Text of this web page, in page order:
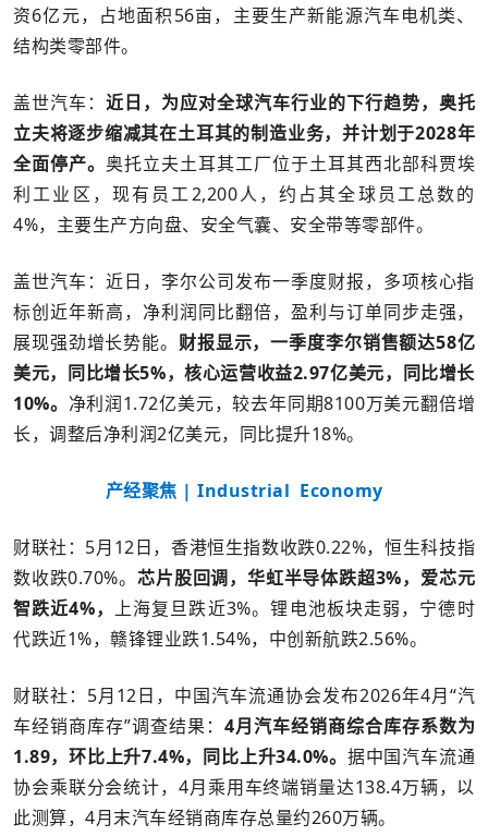
资6亿元，占地面积56亩，主要生产新能源汽车电机类、
结构类零部件。
盖世汽车： 近日，为应对全球汽车行业的下行趋势， 奥托
立夫将逐步缩减其在土耳其的制造业务，并计划于2028年
全面停产。 奥托立夫土耳其工厂位于土耳其西北部科贾埃
利工业区，现有员工2,200人，约占其全球员工总数的
4%，主要生产方向盘、安全气囊、安全带等零部件。
盖世汽车：近日，李尔公司发布一季度财报，多项核心指
标创近年新高，净利润同比翻倍，盈利与订单同步走强，
展现强劲增长势能。 财报显示，一季度李尔销售额达58亿
美元，同比增长5%，核心运营收益2.97亿美元，同比增长
10%。 净利润1.72亿美元，较去年同期8100万美元翻倍增
长，调整后净利润2亿美元，同比提升18%。
产经聚焦 | Industrial Economy
财联社：5月12日，香港恒生指数收跌0.22%，恒生科技指
数收跌0.70%。芯片股回调，华虹半导体跌超3%，爱芯元
智跌近4%， 上海复旦跌近3%。锂电池板块走弱，宁德时
代跌近1%，赣锋锂业跌1.54%，中创新航跌2.56%。
财联社：5月12日，中国汽车流通协会发布2026年4月“汽
车经销商库存”调查结果： 4月汽车经销商综合库存系数为
1.89，环比上升7.4%，同比上升34.0%。 据中国汽车流通
协会乘联分会统计，4月乘用车终端销量达138.4万辆，以
此测算，4月末汽车经销商库存总量约260万辆。